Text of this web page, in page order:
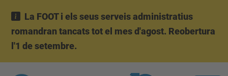
La FOOT i els seus serveis administratius
romandran tancats tot el mes d'agost. Reobertura
l'1 de setembre.